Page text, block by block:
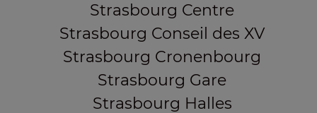
Strasbourg Centre
Strasbourg Conseil des XV
Strasbourg Cronenbourg
Strasbourg Gare
Strasbourg Halles